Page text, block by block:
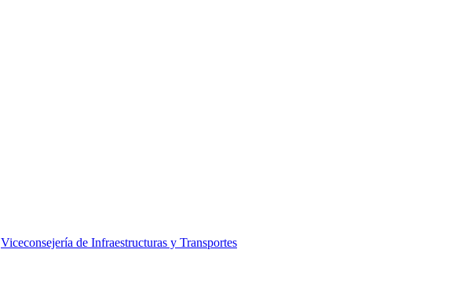
Viceconsejería de Infraestructuras y Transportes